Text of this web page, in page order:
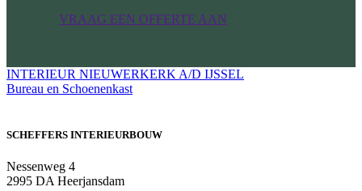
VRAAG EEN OFFERTE AAN
INTERIEUR NIEUWERKERK A/D IJSSEL
Bureau en Schoenenkast
SCHEFFERS INTERIEURBOUW
Nessenweg 4
2995 DA Heerjansdam